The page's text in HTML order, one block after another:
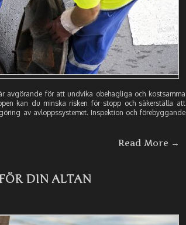
avgörande för att undvika obehagliga och kostsamma
kan du minska risken för stopp och säkerställa att
av avloppssystemet. Inspektion och förebyggande
Read More →
DIN ALTAN